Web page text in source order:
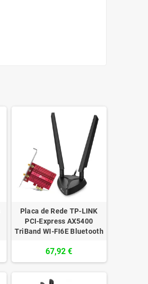
Placa de Rede TP-LINK
PCI-Express AX5400
TriBand WI-FI6E Bluetooth
67,92 €